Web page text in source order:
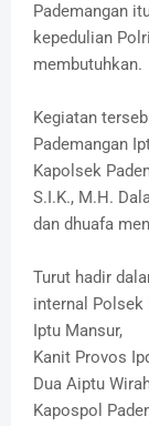
Pademangan
kepedulian
membutuhkan.
Kegiatan
Pademangan
Kapolsek
S.I.K., M.H.
dan dhuafa
Turut hadir
internal Polsek
Iptu Mansur,
Kanit Provos
Dua Aiptu
Kapospol